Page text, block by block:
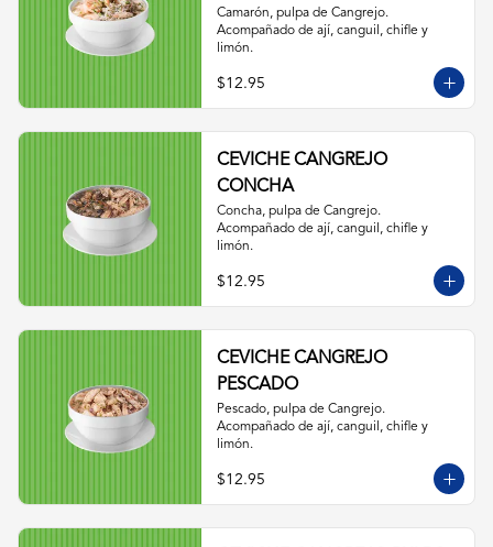
Camarón, pulpa de Cangrejo.
Acompañado de ají, canguil, chifle y
limón.
$12.95
CEVICHE CANGREJO
CONCHA
Concha, pulpa de Cangrejo.
Acompañado de ají, canguil, chifle y
limón.
$12.95
CEVICHE CANGREJO
PESCADO
Pescado, pulpa de Cangrejo.
Acompañado de ají, canguil, chifle y
limón.
$12.95